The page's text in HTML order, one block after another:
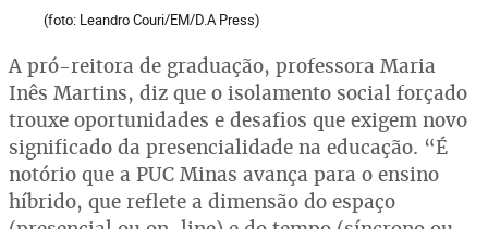
(foto: Leandro Couri/EM/D.A Press)
A pró-reitora de graduação, professora Maria
Inês Martins, diz que o isolamento social forçado
trouxe oportunidades e desafios que exigem novo
significado da presencialidade na educação. “É
notório que a PUC Minas avança para o ensino
híbrido, que reflete a dimensão do espaço